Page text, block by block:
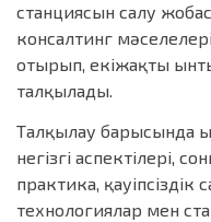
станциясын салу
консалтинг
отырып, екіжақты
талқылады.
Талқылау барысында
негізгі аспектілері,
практика ,
технологиялар мен